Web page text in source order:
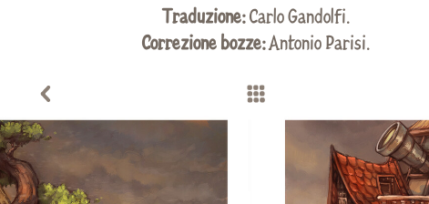
Traduzione:Carlo Gandolfi.
Correzione bozze:Antonio Parisi.